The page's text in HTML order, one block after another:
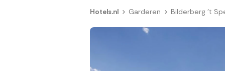
Hotels.nl Garderen Bilderberg 't